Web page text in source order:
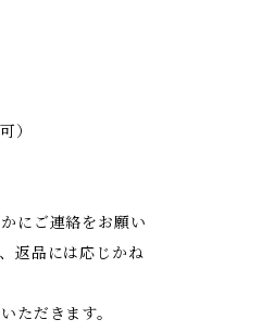
）
にご連絡をお願い
返品には応じかね
ただきます。